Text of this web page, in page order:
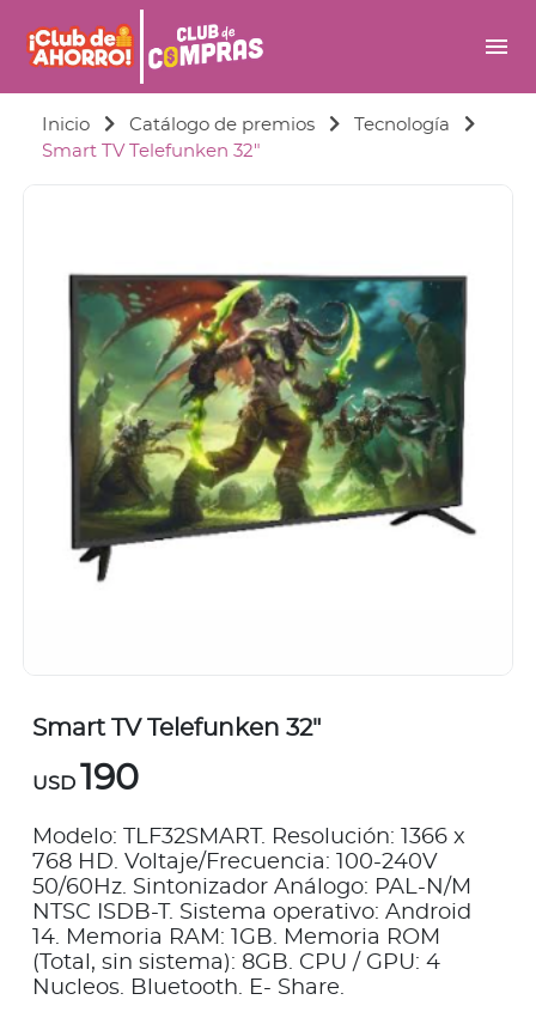
menu
Inicio Catálogo de premios
Tecnología
Smart TV Telefunken 32"
Smart TV Telefunken 32"
USD 190
Modelo: TLF32SMART. Resolución: 1366 x
768 HD. Voltaje/Frecuencia: 100-240V
50/60Hz. Sintonizador Análogo: PAL-N/M
NTSC ISDB-T. Sistema operativo: Android
14. Memoria RAM: 1GB. Memoria ROM
(Total, sin sistema): 8GB. CPU / GPU: 4
Nucleos. Bluetooth. E- Share.